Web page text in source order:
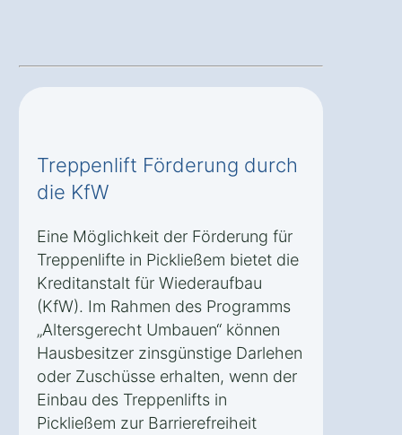
Treppenlift Förderung durch
die KfW
Eine Möglichkeit der Förderung für
Treppenlifte in Pickließem bietet die
Kreditanstalt für Wiederaufbau
(KfW). Im Rahmen des Programms
„Altersgerecht Umbauen“ können
Hausbesitzer zinsgünstige Darlehen
oder Zuschüsse erhalten, wenn der
Einbau des Treppenlifts in
Pickließem zur Barrierefreiheit